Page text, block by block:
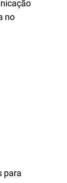
no
para